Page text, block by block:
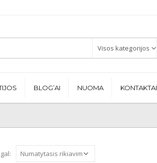
Visos kategorijos
BLOG’AI NUOMA KONTAKTAI